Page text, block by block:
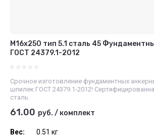
М16x250 тип 5.1 сталь 45
ГОСТ 24379.1-2012
Срочное изготовление фундаментных
шпилек ГОСТ 24379.1-2012!
сталь.
61.00 руб. / комплект
Вес: 0.51 кг